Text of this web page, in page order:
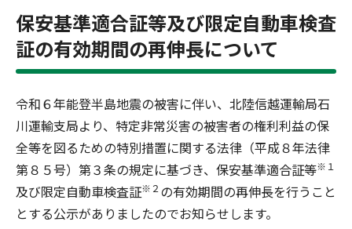
保安基準適合証等及び限定自動車検査
証の有効期間の再伸長について
令和６年能登半島地震の被害に伴い、北陸信越運輸局石
川運輸支局より、特定非常災害の被害者の権利利益の保
全等を図るための特別措置に関する法律（平成８年法律
第８５号）第３条の規定に基づき、保安基準適合証等※１
及び限定自動車検査証※２ の有効期間の再伸長を行うこと
とする公示がありましたのでお知らせします。